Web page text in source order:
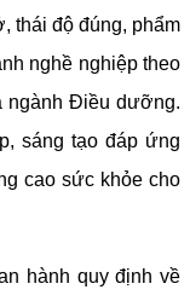
thái độ đúng, phẩm
nghề nghiệp theo
ngành Điều dưỡng.
sáng tạo đáp ứng
cao sức khỏe cho
hành quy định về